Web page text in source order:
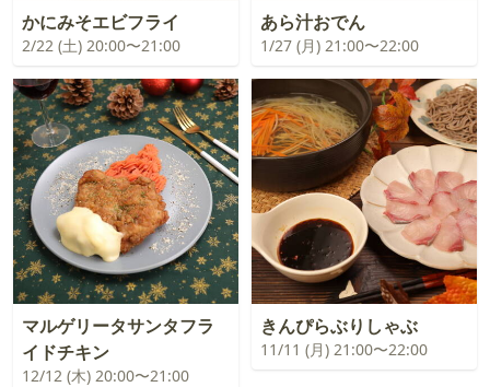
かにみそエビフライ
2/22 (土) 20:00〜21:00
あら汁おでん
1/27 (月) 21:00〜22:00
マルゲリータサンタフラ
イドチキン
12/12 (木) 20:00〜21:00
きんぴらぶりしゃぶ
11/11 (月) 21:00〜22:00